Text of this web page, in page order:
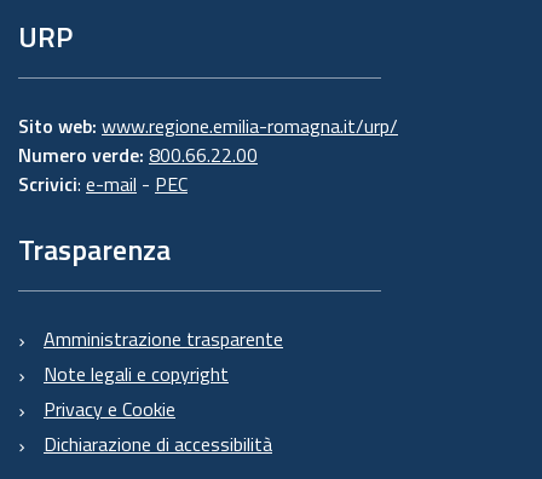
URP
Sito web: www.regione.emilia-romagna.it/urp/
Numero verde: 800.66.22.00
Scrivici: e-mail - PEC
Trasparenza
Amministrazione trasparente
Note legali e copyright
Privacy e Cookie
Dichiarazione di accessibilità